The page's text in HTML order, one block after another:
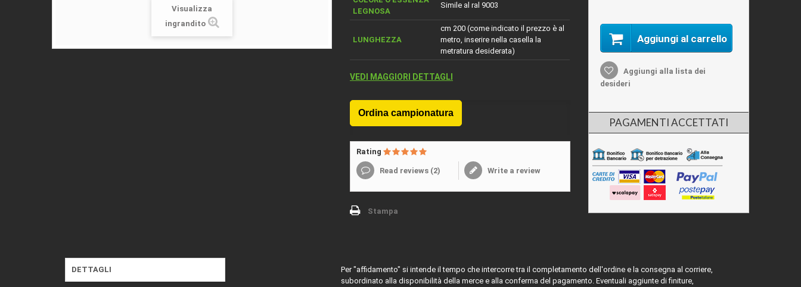
Visualizza
ingrandito
LEGNOSA
Simile al ral 9003
LUNGHEZZA
cm 200 (come indicato il prezzo è al
metro, inserire nella casella la
metratura desiderata)
VEDI MAGGIORI DETTAGLI
Rating
Read reviews (2) Write a review
Stampa
Aggiungi al carrello
Aggiungi alla lista dei
desideri
PAGAMENTI ACCETTATI
DETTAGLI
Per "affidamento" si intende il tempo che intercorre tra il completamento dell'ordine e la consegna al corriere,
subordinato alla disponibilità della merce e alla conferma del pagamento. Eventuali aggiunte di finiture,